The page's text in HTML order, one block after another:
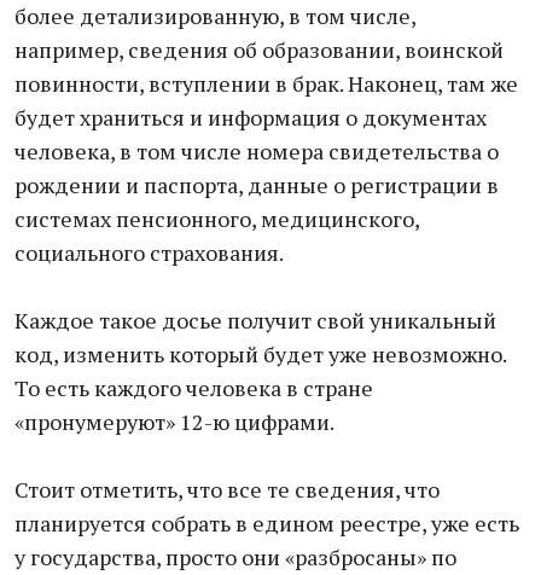
более детализированную, в том числе,
например, сведения об образовании, воинской
повинности, вступлении в брак. Наконец, там же
будет храниться и информация о документах
человека, в том числе номера свидетельства о
рождении и паспорта, данные о регистрации в
системах пенсионного, медицинского,
социального страхования.
Каждое такое досье получит свой уникальный
код, изменить который будет уже невозможно.
То есть каждого человека в стране
«пронумеруют» 12-ю цифрами.
Стоит отметить, что все те сведения, что
планируется собрать в едином реестре, уже есть
у государства, просто они «разбросаны» по